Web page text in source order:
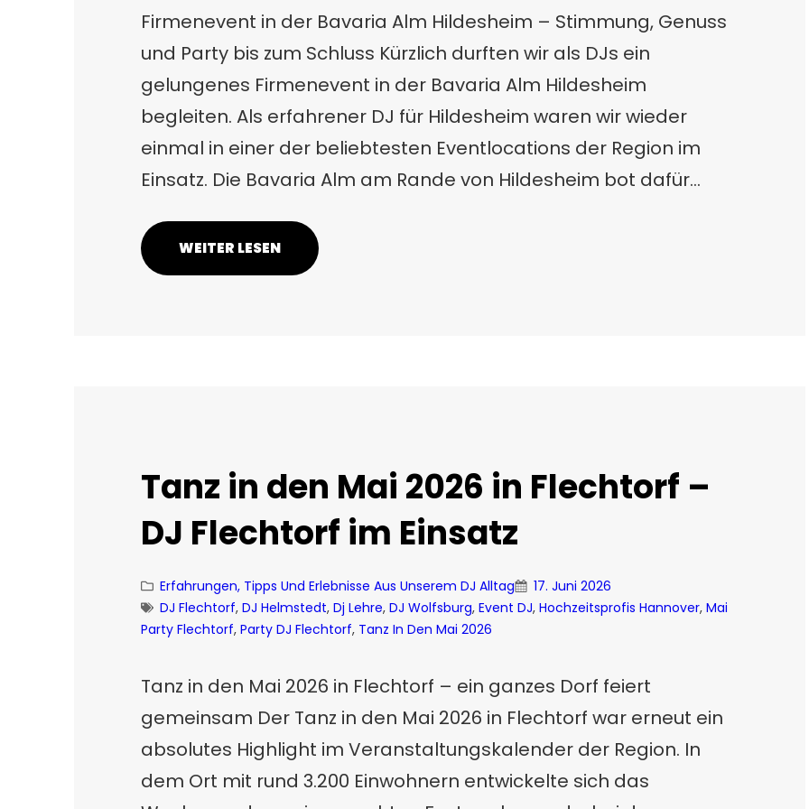
Firmenevent in der Bavaria Alm Hildesheim – Stimmung, Genuss
und Party bis zum Schluss Kürzlich durften wir als DJs ein
gelungenes Firmenevent in der Bavaria Alm Hildesheim
begleiten. Als erfahrener DJ für Hildesheim waren wir wieder
einmal in einer der beliebtesten Eventlocations der Region im
Einsatz. Die Bavaria Alm am Rande von Hildesheim bot dafür…
WEITER LESEN
Tanz in den Mai 2026 in Flechtorf –
DJ Flechtorf im Einsatz
Erfahrungen, Tipps Und Erlebnisse Aus Unserem DJ Alltag
17. Juni 2026
DJ Flechtorf, DJ Helmstedt, Dj Lehre, DJ Wolfsburg, Event DJ, Hochzeitsprofis Hannover, Mai
Party Flechtorf, Party DJ Flechtorf, Tanz In Den Mai 2026
Tanz in den Mai 2026 in Flechtorf – ein ganzes Dorf feiert
gemeinsam Der Tanz in den Mai 2026 in Flechtorf war erneut ein
absolutes Highlight im Veranstaltungskalender der Region. In
dem Ort mit rund 3.200 Einwohnern entwickelte sich das